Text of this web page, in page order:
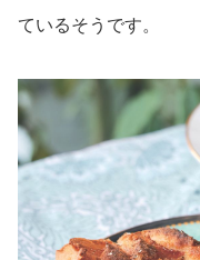
ているそうです。